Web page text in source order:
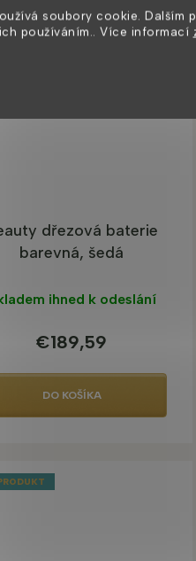
soubory cookie. Dalším
používáním.. Více informací
K VIDĚNÍ
dřezová baterie
barevná, šedá
ihned k odeslání
€189,59
DO KOŠÍKA